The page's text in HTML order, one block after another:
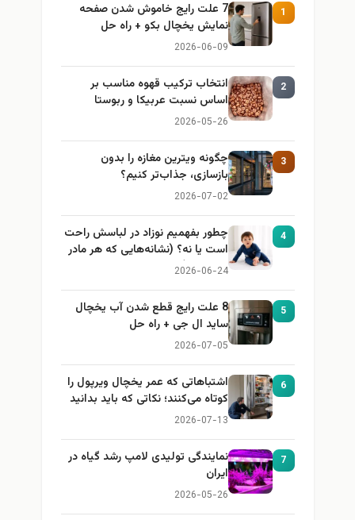
1
7 علت رایج خاموش شدن صفحه
نمایش یخچال بکو + راه حل
2026-06-09
2
انتخاب ترکیب قهوه مناسب بر
اساس نسبت عربیکا و ربوستا
2026-05-26
3
چگونه ویترین مغازه را بدون
بازسازی، جذاب‌تر کنیم؟
2026-07-02
4
چطور بفهمیم نوزاد در لباسش راحت
است یا نه؟ (نشانه‌هایی که هر مادر
باید بداند)
2026-06-24
5
8 علت رایج قطع شدن آب یخچال
ساید ال جی + راه حل
2026-07-05
6
اشتباهاتی که عمر یخچال ویرپول را
کوتاه می‌کنند؛ نکاتی که باید بدانید
2026-07-13
7
نمایندگی تولیدی لامپ رشد گیاه در
ایران
2026-05-26